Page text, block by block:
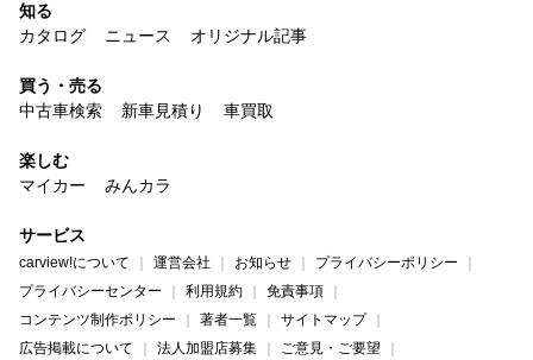
知る
カタログ
ニュース オリジナル記事
買う・売る
中古車検索
新車見積り 車買取
楽しむ
マイカー
みんカラ
サービス
carview!について 運営会社 お知らせ
プライバシーポリシー
プライバシーセンター
利用規約
免責事項
コンテンツ制作ポリシー
著者一覧
サイトマップ
広告掲載について
法人加盟店募集 ご意見・ご要望